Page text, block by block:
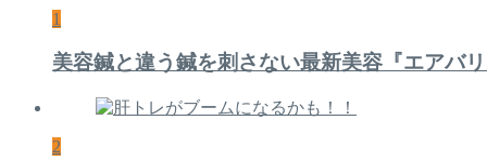
1
美容鍼と違う鍼を刺さない最新美容『エアバ
2